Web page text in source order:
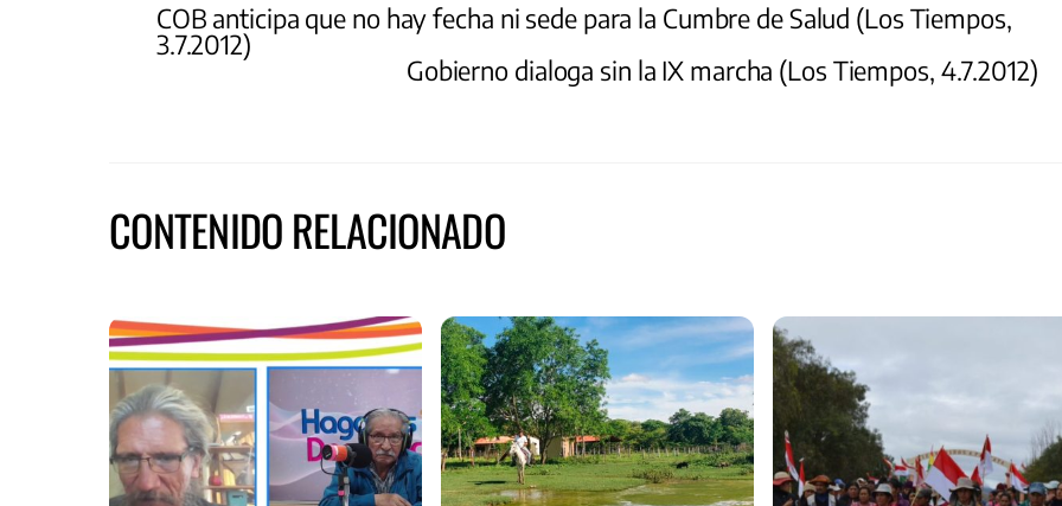
COB anticipa que no hay fecha ni sede para la Cumbre de Salud (Los Tiempos,
3.7.2012)
Gobierno dialoga sin la IX marcha (Los Tiempos, 4.7.2012)
CONTENIDO RELACIONADO